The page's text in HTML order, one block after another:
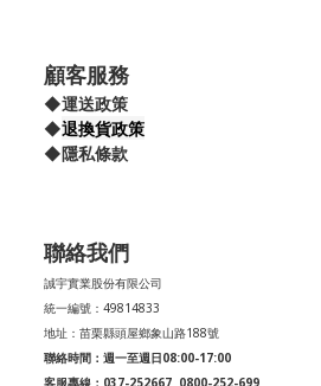
顧客服務
◆運送政策
◆退換貨政策
◆隱私條款
聯絡我們
誠宇實業股份有限公司
統一編號：49814833
地址：苗栗縣頭屋鄉象山路188號
聯絡時間：週一至週日08:00-17:00
客服專線：037-252667 0800-252-699